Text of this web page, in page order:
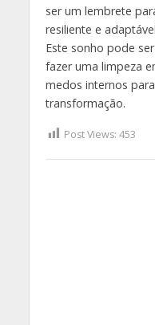
ser um lembrete
resiliente e
Este sonho pode
fazer uma limpeza
medos internos
transformação.
Post Views: 453